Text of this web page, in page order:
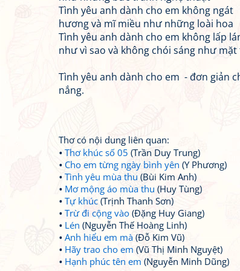
Tình yêu anh dành cho em không ngát
hương và mĩ miều như những loài hoa
Tình yêu anh dành cho em không lấp
như vì sao và không chói sáng như
Tình yêu anh dành cho em - đơn giản
nắng.
Thơ có nội dung liên quan:
Thơ khúc số 05 (Trần Duy Trung)
Cho em từng ngày bình yên (Y Phương)
Tình yêu mùa thu (Bùi Kim Anh)
Mơ mộng áo mùa thu (Huy Tùng)
Tự khúc (Trịnh Thanh Sơn)
Trừ đi cộng vào (Đặng Huy Giang)
Lén (Nguyễn Thế Hoàng Linh)
Anh hiểu em mà (Đỗ Kim Vũ)
Hãy trao cho em (Vũ Thị Minh Nguyệt)
Hạnh phúc tên em (Nguyễn Minh Dũng)